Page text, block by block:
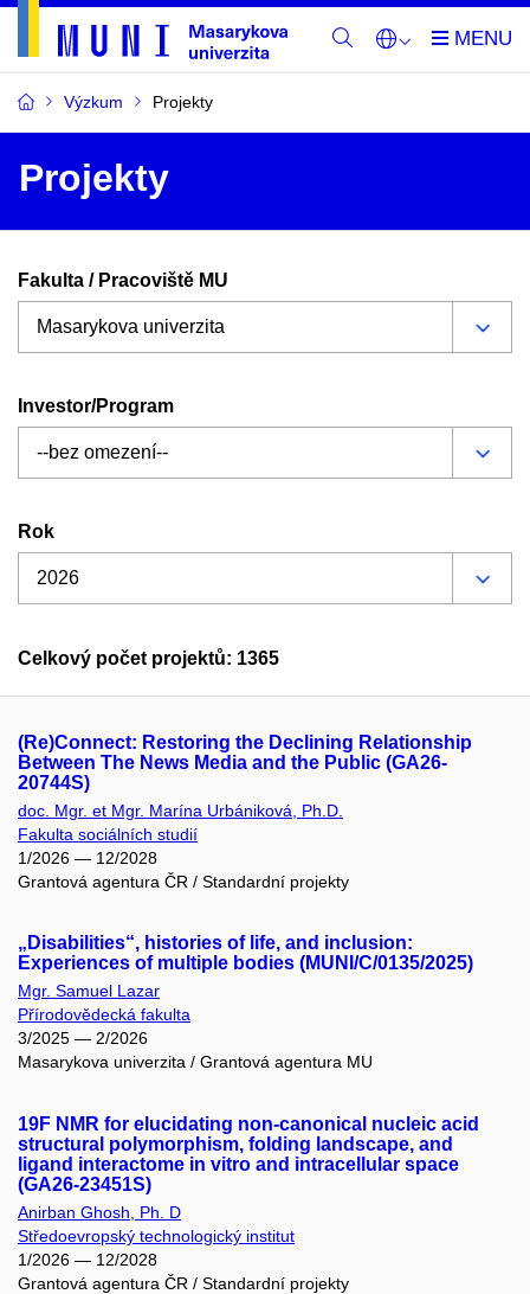
Výzkum Projekty
Projekty
Fakulta / Pracoviště MU
Investor/Program
Rok
Celkový počet projektů: 1365
(Re)Connect: Restoring the Declining Relationship
Between The News Media and the Public (GA26-
20744S)
doc. Mgr. et Mgr. Marína Urbániková, Ph.D.
Fakulta sociálních studií
1/2026 — 12/2028
Grantová agentura ČR / Standardní projekty
„Disabilities“, histories of life, and inclusion:
Experiences of multiple bodies (MUNI/C/0135/2025)
Mgr. Samuel Lazar
Přírodovědecká fakulta
3/2025 — 2/2026
Masarykova univerzita / Grantová agentura MU
19F NMR for elucidating non-canonical nucleic acid
structural polymorphism, folding landscape, and
ligand interactome in vitro and intracellular space
(GA26-23451S)
Anirban Ghosh, Ph. D
Středoevropský technologický institut
1/2026 — 12/2028
Grantová agentura ČR / Standardní projekty